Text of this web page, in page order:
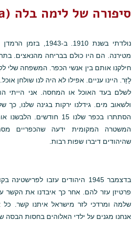
סיפורה של לימה בלה (Lime Balla)
מטירנה. הם היו כולם בבריחה מהנאצים.
חילקנו אותם בין אנשי הכפר. המשפחה
לָזָר. היינו עניים. אפילו לא היה לנו שולחן
לשלם בעד האוכל או המחסה. אני הייתי
ולשאוב מים. גידלנו ירקות בגינה שלנו, כך
הסתתרו בכפר שלנו 15
המשטרה המקומית ידעה שהכפריים
שהיהודים דיברו שפות רבות.
בדצמבר 1945 היהודים עזבו
שלמה ומרדכי לזר מישראל איתנו קשר. כל
אנחנו מגנים על ילדי האלוהים בחסות הבסה